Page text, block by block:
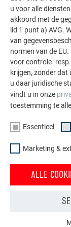
gevel.
MEER
u voor alle
akkoord met de
lid 1 punt a) AVG.
van
normen van de
voor controle-
krijgen, zonder
u daar juridische
vindt u in onze
toestemming te
Essentieel
Marketing &
ALLE